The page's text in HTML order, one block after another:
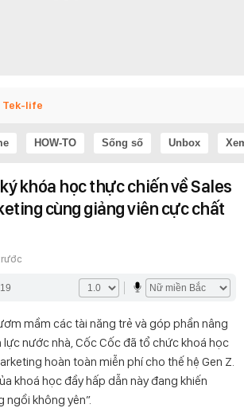
Tek-life
HOW-TO Sống số Unbox
khóa học thực chiến về Sales
cùng giảng viên cực chất
mầm các tài năng trẻ và góp phần nâng
nước nhà, Cốc Cốc đã tổ chức khoá học
hoàn toàn miễn phí cho thế hệ Gen Z.
khoá học đầy hấp dẫn này đang khiến
ngồi không yên”.